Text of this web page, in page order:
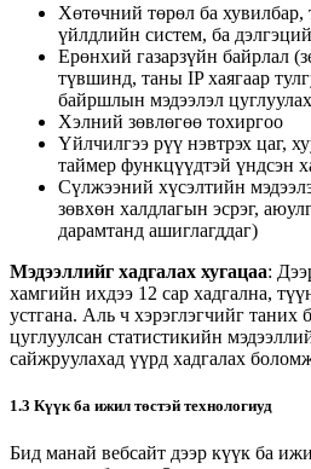
Хөтөчний төрөл ба
үйлдлийн систем, ба
Ерөнхий газарзүйн байрлал
түвшинд, таны IP хаягаар
байршлын мэдээлэл
Хэлний зөвлөгөө тохиргоо
Үйлчилгээ рүү нэвтрэх цаг,
таймер функцүүдтэй үндсэн
Сүлжээний хүсэлтийн
зөвхөн халдлагын эсрэг,
дарамтанд ашиглагддаг)
Мэдээллийг хадгалах хугацаа:
хамгийн ихдээ 12 сар хадгална,
устгана. Аль ч хэрэглэгчийг таних
цуглуулсан статистикийн
сайжруулахад үүрд хадгалах
1.3 Күүк ба ижил төстэй технологиуд
Бид манай вебсайт дээр күүк ба